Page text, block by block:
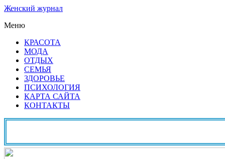
Женский журнал
Меню
КРАСОТА
МОДА
ОТДЫХ
СЕМЬЯ
ЗДОРОВЬЕ
ПСИХОЛОГИЯ
КАРТА САЙТА
КОНТАКТЫ